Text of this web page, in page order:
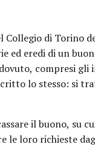
di Torino
ed eredi di un
compresi gli
lo stesso: si
il buono, su
le loro richieste